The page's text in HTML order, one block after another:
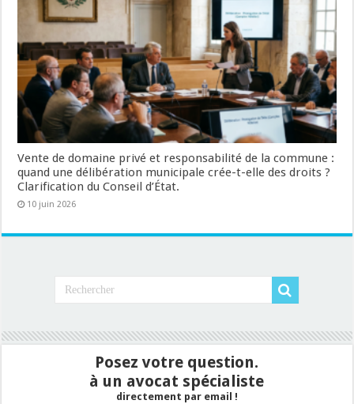
Vente de domaine privé et responsabilité de la commune :
quand une délibération municipale crée-t-elle des droits ?
Clarification du Conseil d’État.
10 juin 2026
Posez votre question.
à un avocat spécialiste
directement par email !